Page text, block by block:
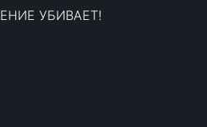
УБИВАЕТ!